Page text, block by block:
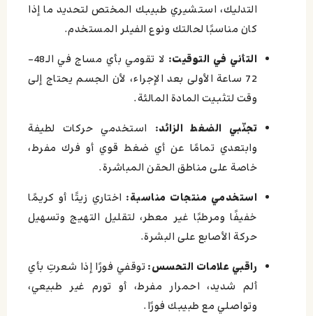
التدليك، استشيري طبيبك المختص لتحديد ما إذا
كان مناسبًا لحالتك ونوع الفيلر المستخدم.
التأني في التوقيت:
لا تقومي بأي مساج في الـ48–
72 ساعة الأولى بعد الإجراء، لأن الجسم يحتاج إلى
وقت لتثبيت المادة المالئة.
تجنّبي الضغط الزائد: استخدمي حركات لطيفة
وابتعدي تمامًا عن أي ضغط قوي أو فرك مفرط،
خاصة على مناطق الحقن المباشرة.
استخدمي منتجات مناسبة: اختاري زيتًا أو كريمًا
خفيفًا ومرطبًا غير معطر، لتقليل التهيج وتسهيل
حركة الأصابع على البشرة.
راقبي علامات التحسس:توقفي فورًا إذا شعرتِ بأي
ألم شديد، احمرار مفرط، أو تورم غير طبيعي،
وتواصلي مع طبيبك فورًا.